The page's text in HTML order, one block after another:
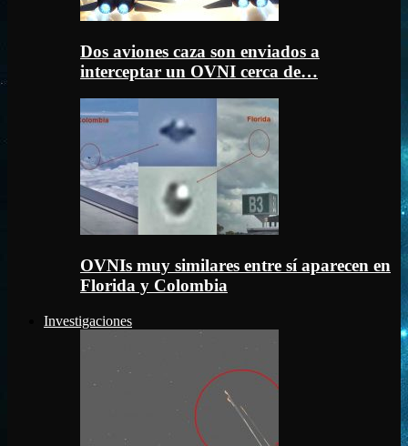
Dos aviones caza son enviados a
interceptar un OVNI cerca de…
OVNIs muy similares entre sí aparecen en
Florida y Colombia
Investigaciones